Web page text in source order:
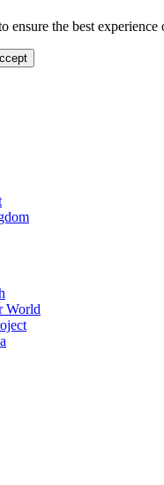
ensure the best experience
World